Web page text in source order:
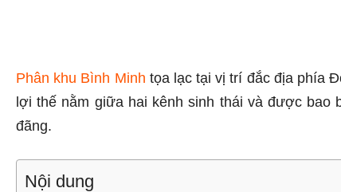
Phân khu Bình Minh tọa lạc tại vị trí đắc địa phía
lợi thế nằm giữa hai kênh sinh thái và được bao
đãng.
Nội dung